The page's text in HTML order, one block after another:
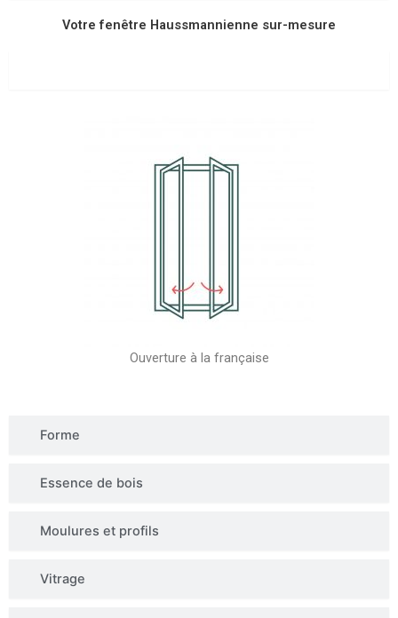
Votre fenêtre Haussmannienne sur-mesure
Forme
Essence de bois
Moulures et profils
Vitrage
Ouverture à la française